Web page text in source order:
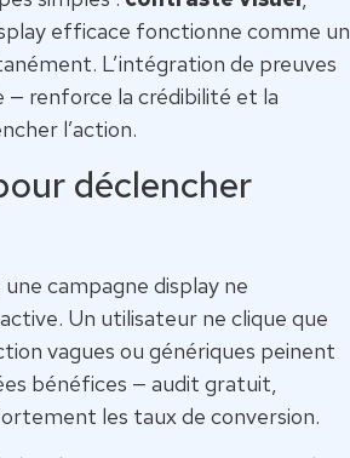
efficace fonctionne comme un
L’intégration de preuves
— renforce la crédibilité et la
l’action.
déclencher
campagne display ne
Un utilisateur ne clique que
vagues ou génériques peinent
bénéfices — audit gratuit,
les taux de conversion.